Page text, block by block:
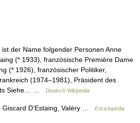
der Name folgender Personen Anne
(* 1933), französische Première Dame
(* 1926), französischer Politiker,
(1974–1981), Präsident des
Siehe… …
Deutsch Wikipedia
D’Estaing, Valéry …
Enciclopedia